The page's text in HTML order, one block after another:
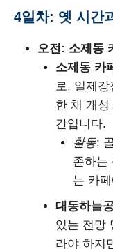
4일차: 옛 시간
오전: 소제동
소제동 카
로, 일제
한 채 개
간입니다.
활동:
존하는
는 카
대동하늘
있는 전망
라야 하지